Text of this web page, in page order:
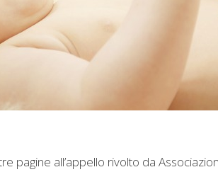
pagine all’appello rivolto da